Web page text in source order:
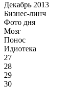
Декабрь 2013
Бизнес-линч
Фото дня
Мозг
Понос
Идиотека
27
28
29
30